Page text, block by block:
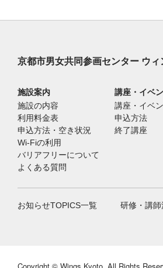
京都市男女共同参画センター ウィ
施設案内
施設の内容
利用料金表
申込方法・空き状況
Wi-Fiの利用
バリアフリーについて
よくある質問
講座・イベ
講座・イベ
申込方法
終了講座
お知らせTOPICS一覧 研修・講師